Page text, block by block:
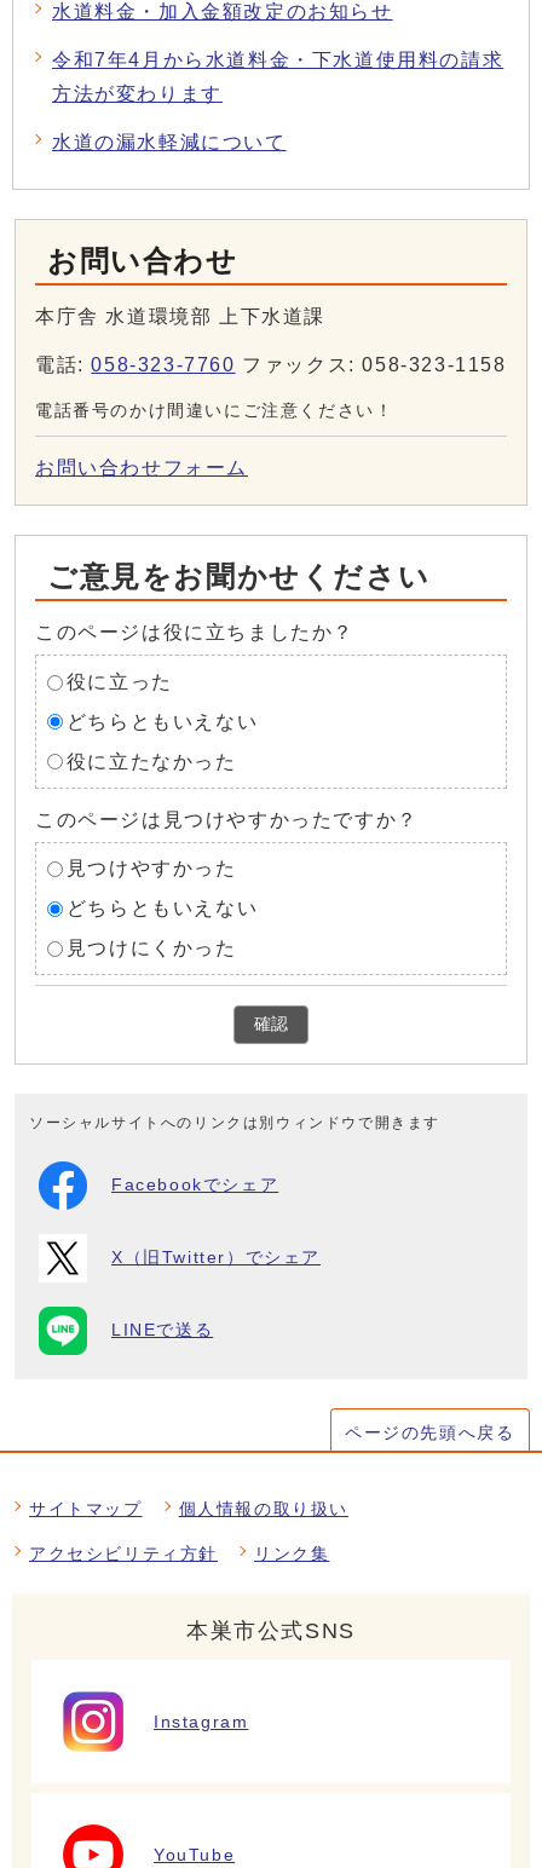
水道料金・加入金額改定のお知らせ
令和7年4月から水道料金・下水道使用料の請求
方法が変わります
水道の漏水軽減について
お問い合わせ
本庁舎 水道環境部 上下水道課
電話:058-323-7760 ファックス: 058-323-1158
電話番号のかけ間違いにご注意ください！
お問い合わせフォーム
ご意見をお聞かせください
このページは役に立ちましたか？
役に立った
どちらともいえない
役に立たなかった
このページは見つけやすかったですか？
見つけやすかった
どちらともいえない
見つけにくかった
確認
ソーシャルサイトへのリンクは別ウィンドウで開きます
Facebookでシェア
X（旧Twitter）でシェア
LINEで送る
ページの先頭へ戻る
サイトマップ 個人情報の取り扱い
アクセシビリティ方針 リンク集
本巣市公式SNS
Instagram
YouTube